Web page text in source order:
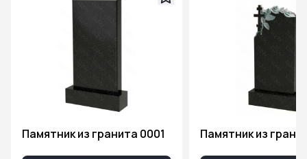
Памятник из гранита 0001